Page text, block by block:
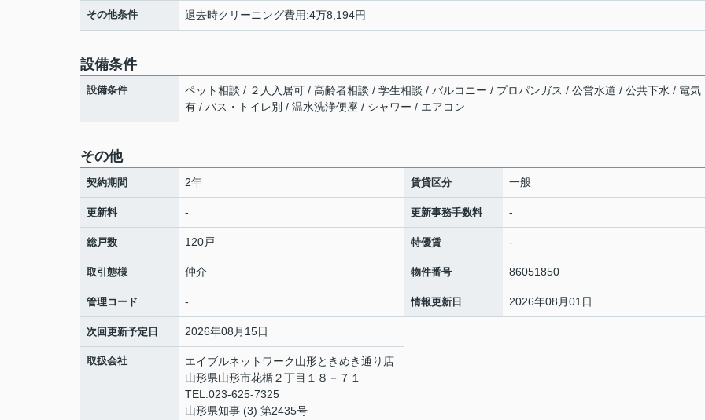
その他条件 退去時クリーニング費用:4万8,194円
設備条件
設備条件
ペット相談 / ２人入居可 / 高齢者相談 / 学生相談 / バルコニー / プロパンガス / 公営水道 / 公共下水 / 電気
有 / バス・トイレ別 / 温水洗浄便座 / シャワー / エアコン
その他
契約期間 2年 賃貸区分 一般
更新料 - 更新事務手数料 -
総戸数 120戸 特優賃 -
取引態様 仲介 物件番号 86051850
管理コード - 情報更新日 2026年08月01日
次回更新予定日 2026年08月15日
取扱会社
エイブルネットワーク山形ときめき通り店
山形県山形市花楯２丁目１８－７１
TEL:023-625-7325
山形県知事 (3) 第2435号